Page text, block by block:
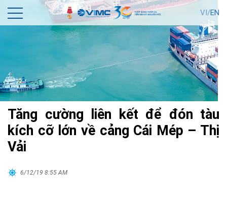
VI/EN
Tăng cường liên kết để đón tàu
kích cỡ lớn về cảng Cái Mép – Thị
Vải
6/12/19 8:55 AM